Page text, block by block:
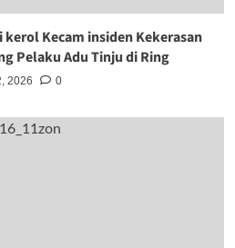
kerol Kecam insiden Kekerasan
Pelaku Adu Tinju di Ring
2026 0